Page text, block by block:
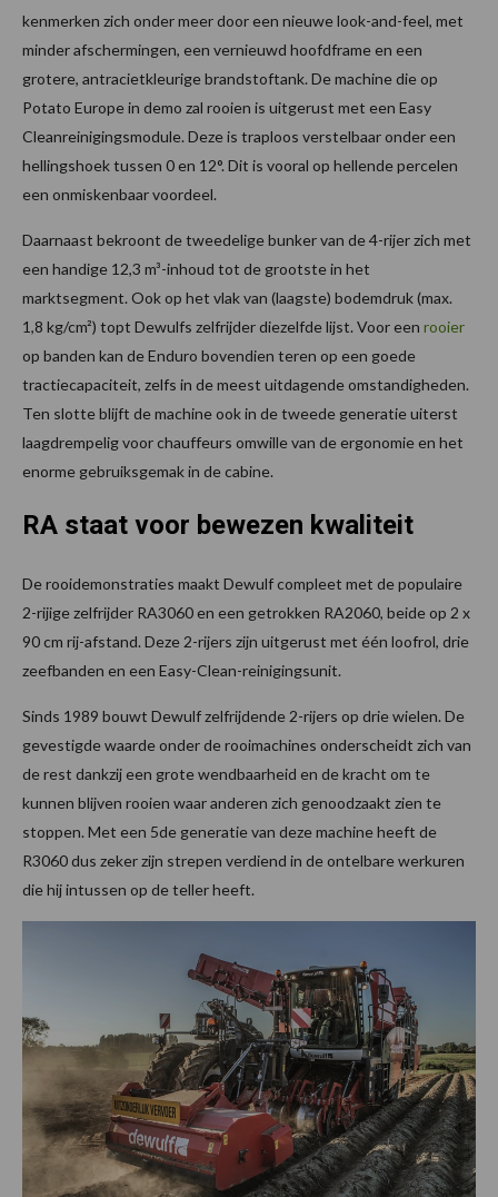
kenmerken zich onder meer door een nieuwe look-and-feel, met
minder afschermingen, een vernieuwd hoofdframe en een
grotere, antracietkleurige brandstoftank. De machine die op
Potato Europe in demo zal rooien is uitgerust met een Easy
Cleanreinigingsmodule. Deze is traploos verstelbaar onder een
hellingshoek tussen 0 en 12°. Dit is vooral op hellende percelen
een onmiskenbaar voordeel.
Daarnaast bekroont de tweedelige bunker van de 4-rijer zich met
een handige 12,3 m³-inhoud tot de grootste in het
marktsegment. Ook op het vlak van (laagste) bodemdruk (max.
1,8 kg/cm²) topt Dewulfs zelfrijder diezelfde lijst. Voor een rooier
op banden kan de Enduro bovendien teren op een goede
tractiecapaciteit, zelfs in de meest uitdagende omstandigheden.
Ten slotte blijft de machine ook in de tweede generatie uiterst
laagdrempelig voor chauffeurs omwille van de ergonomie en het
enorme gebruiksgemak in de cabine.
RA staat voor bewezen kwaliteit
De rooidemonstraties maakt Dewulf compleet met de populaire
2-rijige zelfrijder RA3060 en een getrokken RA2060, beide op 2 x
90 cm rij-afstand. Deze 2-rijers zijn uitgerust met één loofrol, drie
zeefbanden en een Easy-Clean-reinigingsunit.
Sinds 1989 bouwt Dewulf zelfrijdende 2-rijers op drie wielen. De
gevestigde waarde onder de rooimachines onderscheidt zich van
de rest dankzij een grote wendbaarheid en de kracht om te
kunnen blijven rooien waar anderen zich genoodzaakt zien te
stoppen. Met een 5de generatie van deze machine heeft de
R3060 dus zeker zijn strepen verdiend in de ontelbare werkuren
die hij intussen op de teller heeft.